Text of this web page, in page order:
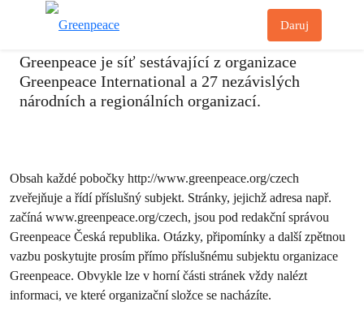
Daruj
Stanovy spolku
Greenpeace je síť sestávající z organizace
Greenpeace International a 27 nezávislých
národních a regionálních organizací.
Obsah každé pobočky http://www.greenpeace.org/czech
zveřejňuje a řídí příslušný subjekt. Stránky, jejichž adresa např.
začíná www.greenpeace.org/czech, jsou pod redakční správou
Greenpeace Česká republika. Otázky, připomínky a další zpětnou
vazbu poskytujte prosím přímo příslušnému subjektu organizace
Greenpeace. Obvykle lze v horní části stránek vždy nalézt
informaci, ve které organizační složce se nacházíte.